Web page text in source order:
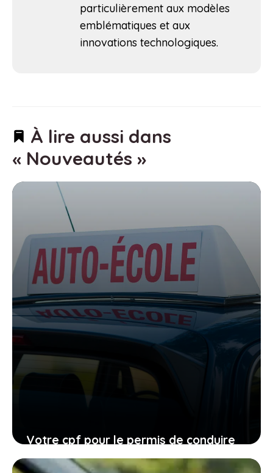
particulièrement aux modèles
emblématiques et aux
innovations technologiques.
À lire aussi dans
« Nouveautés »
Votre cpf pour le permis de conduire
expire en 2026, ne laissez pas filer